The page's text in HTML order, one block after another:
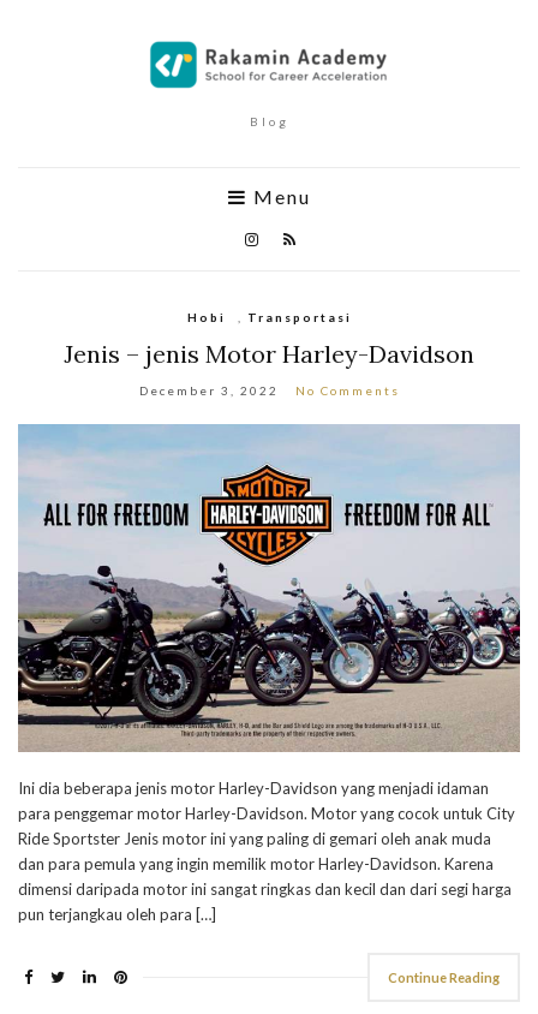
Blog
Menu
Hobi Transportasi
Jenis – jenis Motor Harley-Davidson
December 3, 2022 No Comments
Ini dia beberapa jenis motor Harley-Davidson yang menjadi idaman
para penggemar motor Harley-Davidson. Motor yang cocok untuk City
Ride Sportster Jenis motor ini yang paling di gemari oleh anak muda
dan para pemula yang ingin memilik motor Harley-Davidson. Karena
dimensi daripada motor ini sangat ringkas dan kecil dan dari segi harga
pun terjangkau oleh para […]
Continue Reading